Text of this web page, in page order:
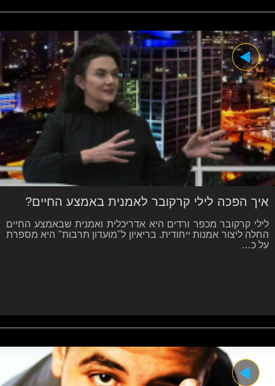
איך הפכה לילי קרקובר לאמנית באמצע החיים?
לילי קרקובר מכפר ורדים היא אדריכלית ואמנית שבאמצע החיים
החלה ליצור אמנות ייחודית. בריאיון ל"מועדון תרבות" היא מספרת
על כ…